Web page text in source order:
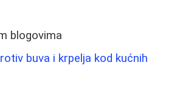
blogovima
buva i krpelja kod kućnih